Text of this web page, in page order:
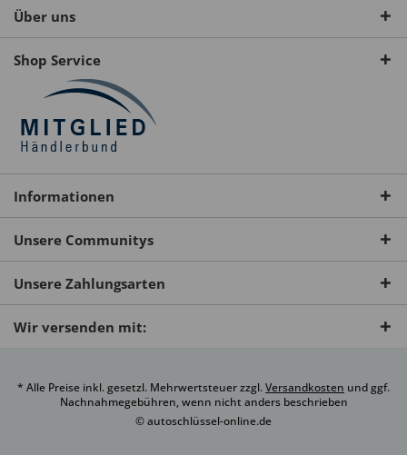
Über uns
Shop Service
Informationen
Unsere Communitys
Unsere Zahlungsarten
Wir versenden mit:
* Alle Preise inkl. gesetzl. Mehrwertsteuer zzgl.Versandkosten und ggf.
Nachnahmegebühren, wenn nicht anders beschrieben
© autoschlüssel-online.de